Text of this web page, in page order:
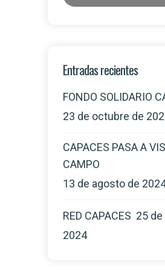
Entradas recientes
FONDO SOLIDARIO
23 de octubre de
CAPACES PASA A
CAMPO
13 de agosto de
RED CAPACES 25
2024